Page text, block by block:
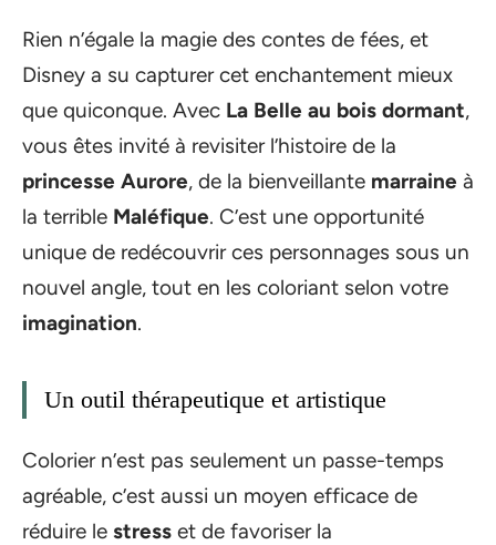
Rien n’égale la magie des contes de fées, et
Disney a su capturer cet enchantement mieux
que quiconque. Avec La Belle au bois dormant,
vous êtes invité à revisiter l’histoire de la
princesse Aurore, de la bienveillante marraine à
la terrible Maléfique. C’est une opportunité
unique de redécouvrir ces personnages sous un
nouvel angle, tout en les coloriant selon votre
imagination.
Un outil thérapeutique et artistique
Colorier n’est pas seulement un passe-temps
agréable, c’est aussi un moyen efficace de
réduire le stress et de favoriser la